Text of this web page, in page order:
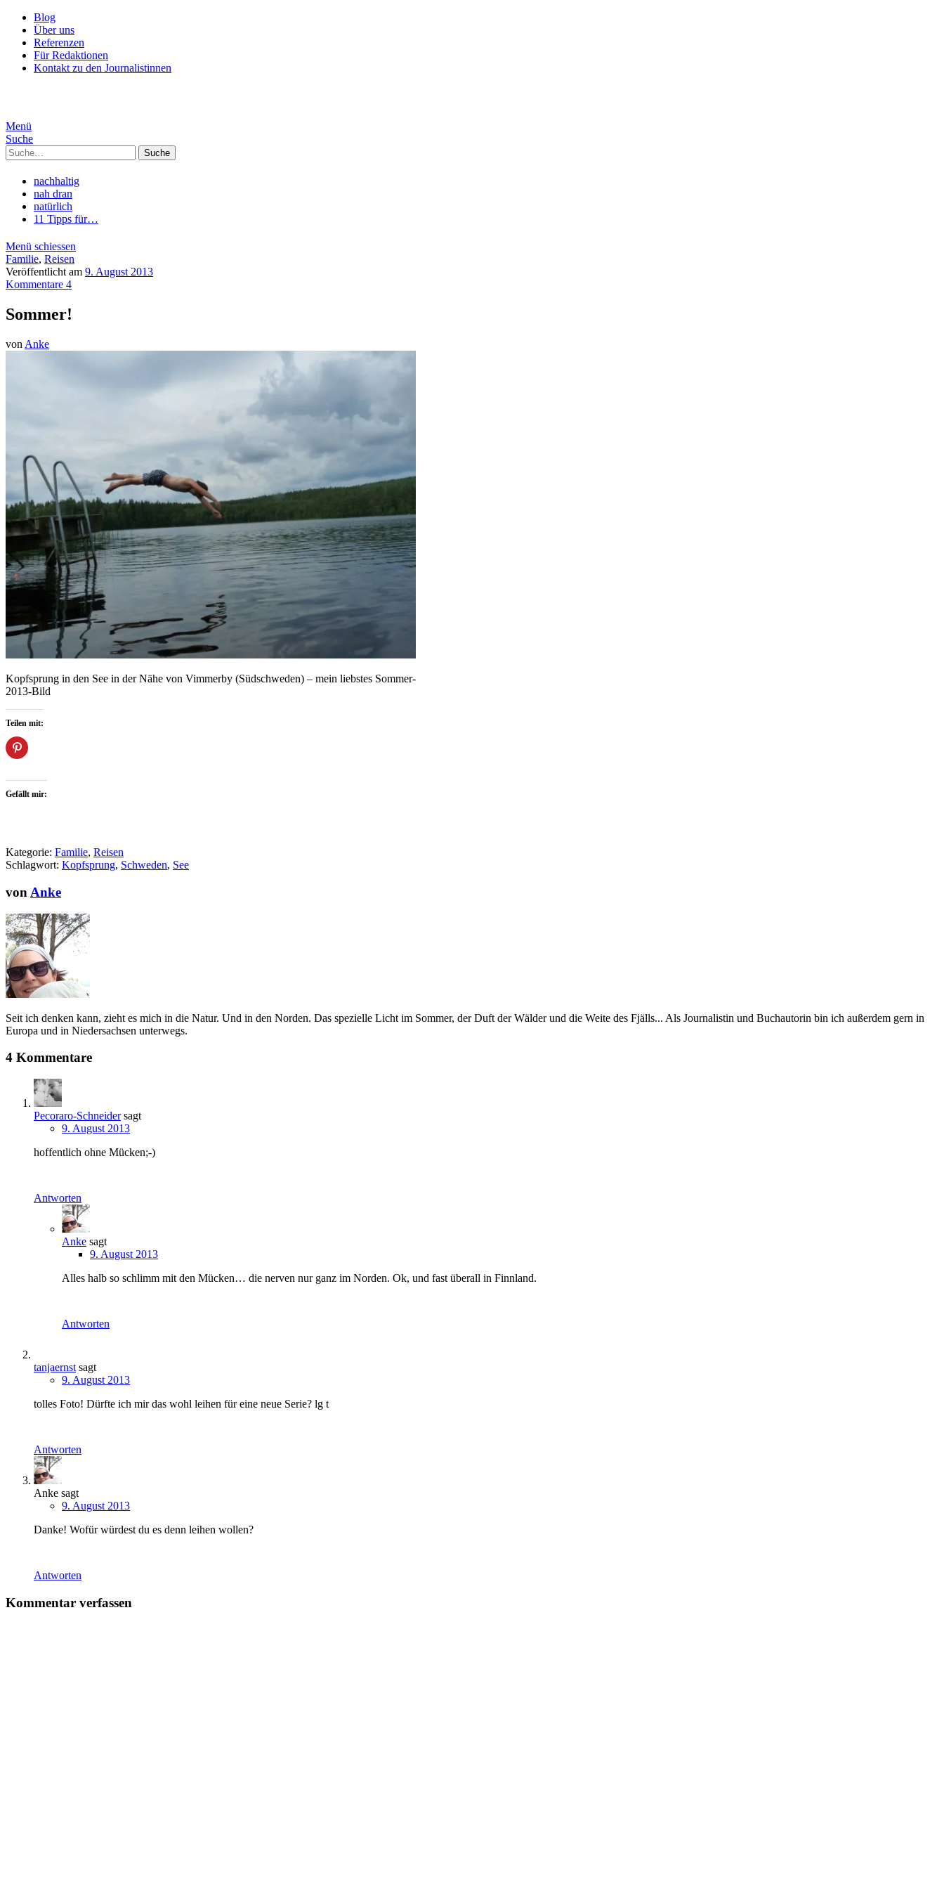
Blog
Über uns
Referenzen
Für Redaktionen
Kontakt zu den Journalistinnen
Menü
Suche
Suche
nachhaltig
nah dran
natürlich
11 Tipps für…
Menü schiessen
Familie, Reisen
Veröffentlicht am 9. August 2013
Kommentare 4
Sommer!
von Anke
Kopfsprung in den See in der Nähe von Vimmerby (Südschweden) – mein liebstes Sommer-
2013-Bild
Teilen mit:
Gefällt mir:
Kategorie: Familie, Reisen
Schlagwort: Kopfsprung, Schweden, See
von Anke
Seit ich denken kann, zieht es mich in die Natur. Und in den Norden. Das spezielle Licht im Sommer, der Duft der Wälder und die Weite des Fjälls... Als Journalistin und Buchautorin bin ich außerdem gern in
Europa und in Niedersachsen unterwegs.
4 Kommentare
Pecoraro-Schneider sagt
9. August 2013
hoffentlich ohne Mücken;-)
Antworten
Anke sagt
9. August 2013
Alles halb so schlimm mit den Mücken… die nerven nur ganz im Norden. Ok, und fast überall in Finnland.
Antworten
tanjaernst sagt
9. August 2013
tolles Foto! Dürfte ich mir das wohl leihen für eine neue Serie? lg t
Antworten
Anke sagt
9. August 2013
Danke! Wofür würdest du es denn leihen wollen?
Antworten
Kommentar verfassen